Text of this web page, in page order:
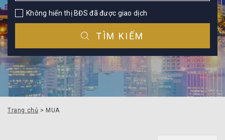
Không hiển thị BĐS đã được giao dịch
TÌM KIẾM
Trang chủ > MUA